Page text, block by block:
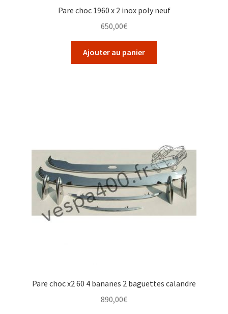
Pare choc 1960 x 2 inox poly neuf
650,00€
Ajouter au panier
Pare choc x2 60 4 bananes 2 baguettes calandre
890,00€